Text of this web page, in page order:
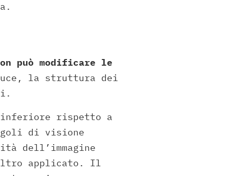
può modificare le
la struttura dei
inferiore rispetto a
di visione
dell’immagine
applicato. Il